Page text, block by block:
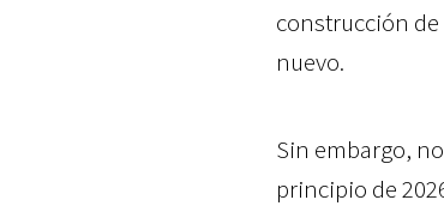
construcción
nuevo.
Sin embargo,
principio de